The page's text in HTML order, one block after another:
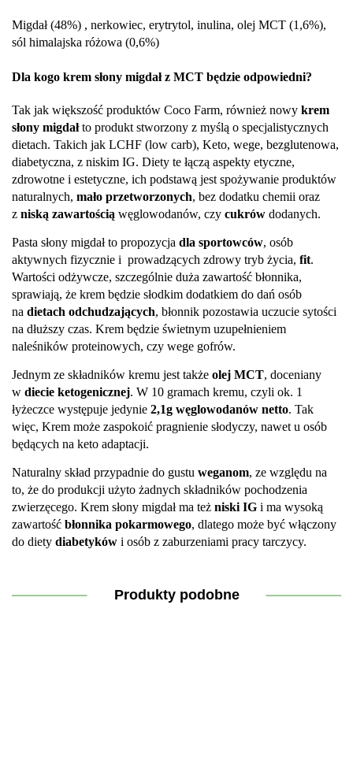
Migdał (48%) , nerkowiec, erytrytol, inulina, olej MCT (1,6%),
sól himalajska różowa (0,6%)
Dla kogo krem słony migdał z MCT będzie odpowiedni?
Tak jak większość produktów Coco Farm, również nowy krem
słony migdałto produkt stworzony z myślą o specjalistycznych
dietach. Takich jak LCHF (low carb), Keto, wege, bezglutenowa,
diabetyczna, z niskim IG. Diety te łączą aspekty etyczne,
zdrowotne i estetyczne, ich podstawą jest spożywanie produktów
naturalnych, mało przetworzonych, bez dodatku chemii oraz
z niską zawartością węglowodanów, czy cukrów dodanych.
Pasta słony migdał to propozycja dla sportowców, osób
aktywnych fizycznie i prowadzących zdrowy tryb życia, fit.
Wartości odżywcze, szczególnie duża zawartość błonnika,
sprawiają, że krem będzie słodkim dodatkiem do dań osób
na dietach odchudzających, błonnik pozostawia uczucie sytości
na dłuższy czas. Krem będzie świetnym uzupełnieniem
naleśników proteinowych, czy wege gofrów.
Jednym ze składników kremu jest także olej MCT, doceniany
w diecie ketogenicznej. W 10 gramach kremu, czyli ok. 1
łyżeczce występuje jedynie 2,1g węglowodanów netto. Tak
więc, Krem może zaspokoić pragnienie słodyczy, nawet u osób
będących na keto adaptacji.
Naturalny skład przypadnie do gustu weganom, ze względu na
to, że do produkcji użyto żadnych składników pochodzenia
zwierzęcego. Krem słony migdał ma też niski IG i ma wysoką
zawartość błonnika pokarmowego, dlatego może być włączony
do diety diabetyków i osób z zaburzeniami pracy tarczycy.
Produkty podobne